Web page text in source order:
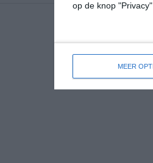
op de knop
MEER